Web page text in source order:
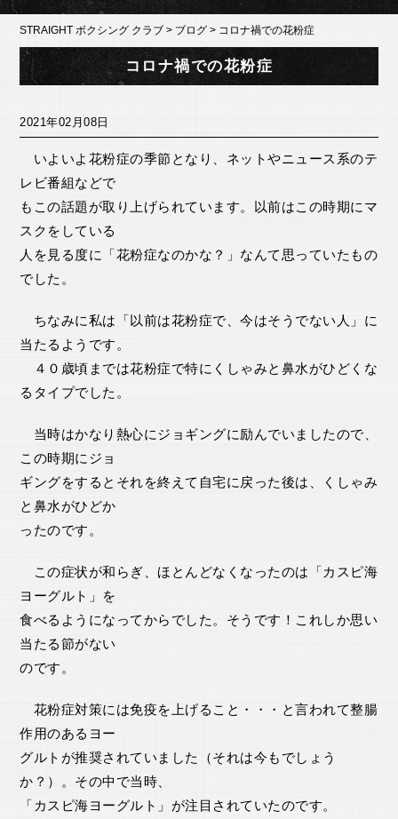
STRAIGHT ボクシング クラブ > ブログ > コロナ禍での花粉症
コロナ禍での花粉症
2021年02月08日
いよいよ花粉症の季節となり、ネットやニュース系のテ
レビ番組などで
もこの話題が取り上げられています。以前はこの時期にマ
スクをしている
人を見る度に「花粉症なのかな？」なんて思っていたもの
でした。
ちなみに私は「以前は花粉症で、今はそうでない人」に
当たるようです。
４０歳頃までは花粉症で特にくしゃみと鼻水がひどくな
るタイプでした。
当時はかなり熱心にジョギングに励んでいましたので、
この時期にジョ
ギングをするとそれを終えて自宅に戻った後は、くしゃみ
と鼻水がひどか
ったのです。
この症状が和らぎ、ほとんどなくなったのは「カスピ海
ヨーグルト」を
食べるようになってからでした。そうです！これしか思い
当たる節がない
のです。
花粉症対策には免疫を上げること・・・と言われて整腸
作用のあるヨー
グルトが推奨されていました（それは今もでしょう
か？）。その中で当時、
「カスピ海ヨーグルト」が注目されていたのです。